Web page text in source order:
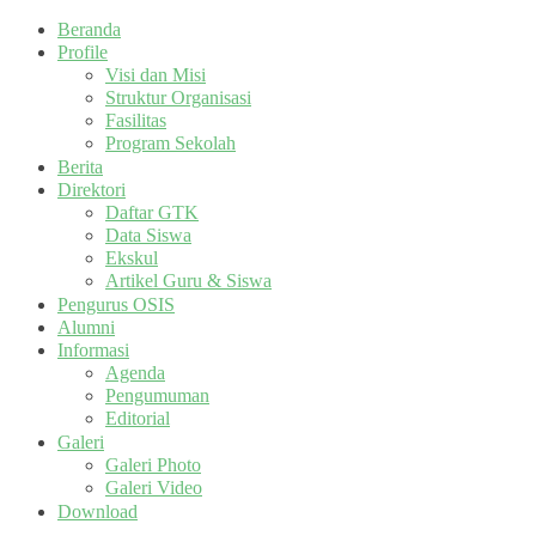
Beranda
Profile
Visi dan Misi
Struktur Organisasi
Fasilitas
Program Sekolah
Berita
Direktori
Daftar GTK
Data Siswa
Ekskul
Artikel Guru & Siswa
Pengurus OSIS
Alumni
Informasi
Agenda
Pengumuman
Editorial
Galeri
Galeri Photo
Galeri Video
Download